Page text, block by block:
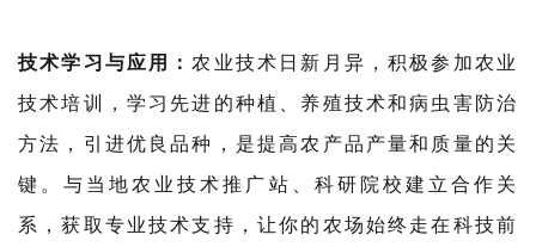
技术学习与应用：农业技术日新月异，积极参加农业
技术培训，学习先进的种植、养殖技术和病虫害防治
方法，引进优良品种，是提高农产品产量和质量的关
键。与当地农业技术推广站、科研院校建立合作关
系，获取专业技术支持，让你的农场始终走在科技前